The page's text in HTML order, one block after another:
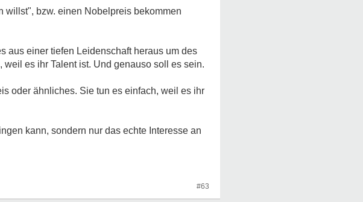
willst", bzw. einen Nobelpreis bekommen
aus einer tiefen Leidenschaft heraus um des
es ihr Talent ist. Und genauso soll es sein.
oder ähnliches. Sie tun es einfach, weil es ihr
kann, sondern nur das echte Interesse an
#63